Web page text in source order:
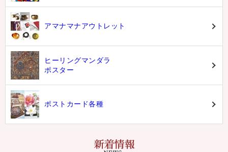
アマナマナアウトレット
ヒーリングマンダラ
ポスター
ポストカード各種